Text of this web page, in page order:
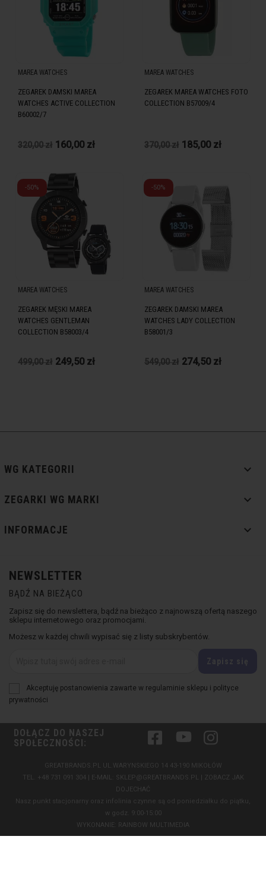
MAREA WATCHES
ZEGAREK DAMSKI MAREA
WATCHES ACTIVE COLLECTION
B60002/7
320,00 zł 160,00 zł
MAREA WATCHES
ZEGAREK MAREA WATCHES FOTO
COLLECTION B57009/4
370,00 zł 185,00 zł
-50%
MAREA WATCHES
ZEGAREK MĘSKI MAREA
WATCHES GENTLEMAN
COLLECTION B58003/4
499,00 zł 249,50 zł
-50%
MAREA WATCHES
ZEGAREK DAMSKI MAREA
WATCHES LADY COLLECTION
B58001/3
549,00 zł 274,50 zł
WG KATEGORII 
ZEGARKI WG MARKI 
INFORMACJE 
NEWSLETTER
BĄDŹ NA BIEŻĄCO
Zapisz się do newslettera, bądź na bieżąco z najnowszą ofertą naszego
sklepu internetowego oraz promocjami.
Możesz w każdej chwili wypisać się z listy subskrybentów.
Akceptuję postanowienia zawarte w regulaminie sklepu i polityce
prywatności
DOŁĄCZ DO NASZEJ
SPOŁECZNOŚCI:
FacebookYouTube
GREATBRANDS.PL UL.WARYNSKIEGO 14 43-190 MIKOŁÓW
TEL.
+48 731 091 304 | E-MAIL: SKLEP@GREATBRANDS.PL | ZOBACZ JAK
DOJECHAĆ
Nasz punkt stacjonarny oraz infolinia czynne są od poniedziałku do piątku,
w godz. 9:00-15:00
WYKONANIE: RAINBOW MULTIMEDIA